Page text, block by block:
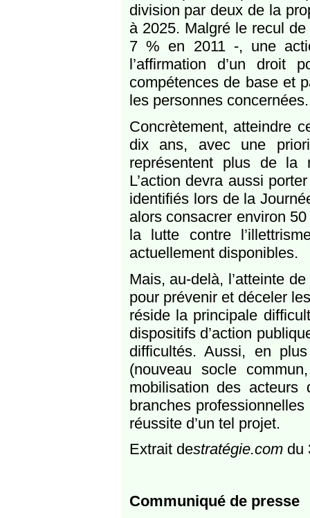
division par deux de la
à 2025. Malgré le recul
7 % en 2011 -, une
l’affirmation d’un droit
compétences de base et
les personnes concernées.
Concrètement, atteindre
dix ans, avec une
représentent plus de la
L’action devra aussi
identifiés lors de la
alors consacrer environ
la lutte contre
actuellement disponibles.
Mais, au-delà, l’atteinte
pour prévenir et déceler
réside la principale
dispositifs d’action
difficultés. Aussi, en
(nouveau socle
mobilisation des acteurs
branches
réussite d’un tel projet.
Extrait destratégie.comdu
Communiqué de presse